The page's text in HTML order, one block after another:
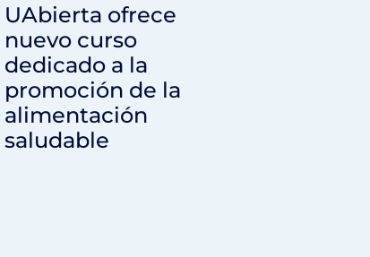
UAbierta ofrece
nuevo curso
dedicado a la
promoción de la
alimentación
saludable